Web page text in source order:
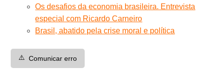
Os desafios da economia brasileira. Entrevista
especial com Ricardo Carneiro
Brasil, abatido pela crise moral e política
⚠️ Comunicar erro